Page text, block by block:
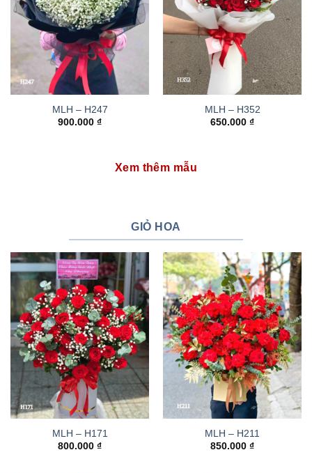
MLH – H247
900.000 ₫
MLH – H352
650.000 ₫
Xem thêm mẫu
GIỎ HOA
MLH – H171
800.000 ₫
MLH – H211
850.000 ₫